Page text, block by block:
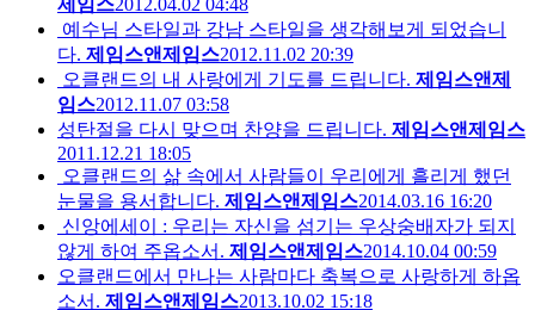
제임스2012.04.02 04:48
예수님 스타일과 강남 스타일을 생각해보게 되었습니
다. 제임스앤제임스2012.11.02 20:39
오클랜드의 내 사랑에게 기도를 드립니다. 제임스앤제
임스2012.11.07 03:58
성탄절을 다시 맞으며 찬양을 드립니다. 제임스앤제임스
2011.12.21 18:05
오클랜드의 삶 속에서 사람들이 우리에게 흘리게 했던
눈물을 용서합니다. 제임스앤제임스2014.03.16 16:20
신앙에세이 : 우리는 자신을 섬기는 우상숭배자가 되지
않게 하여 주옵소서. 제임스앤제임스2014.10.04 00:59
오클랜드에서 만나는 사람마다 축복으로 사랑하게 하옵
소서. 제임스앤제임스2013.10.02 15:18